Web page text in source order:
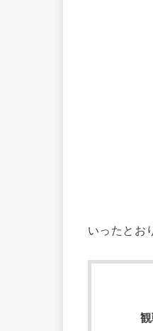
いったとお